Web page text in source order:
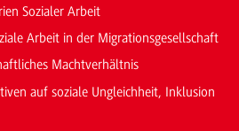
Sozialer Arbeit
Arbeit in der Migrationsgesellschaft
Machtverhältnis
auf soziale Ungleichheit, Inklusion